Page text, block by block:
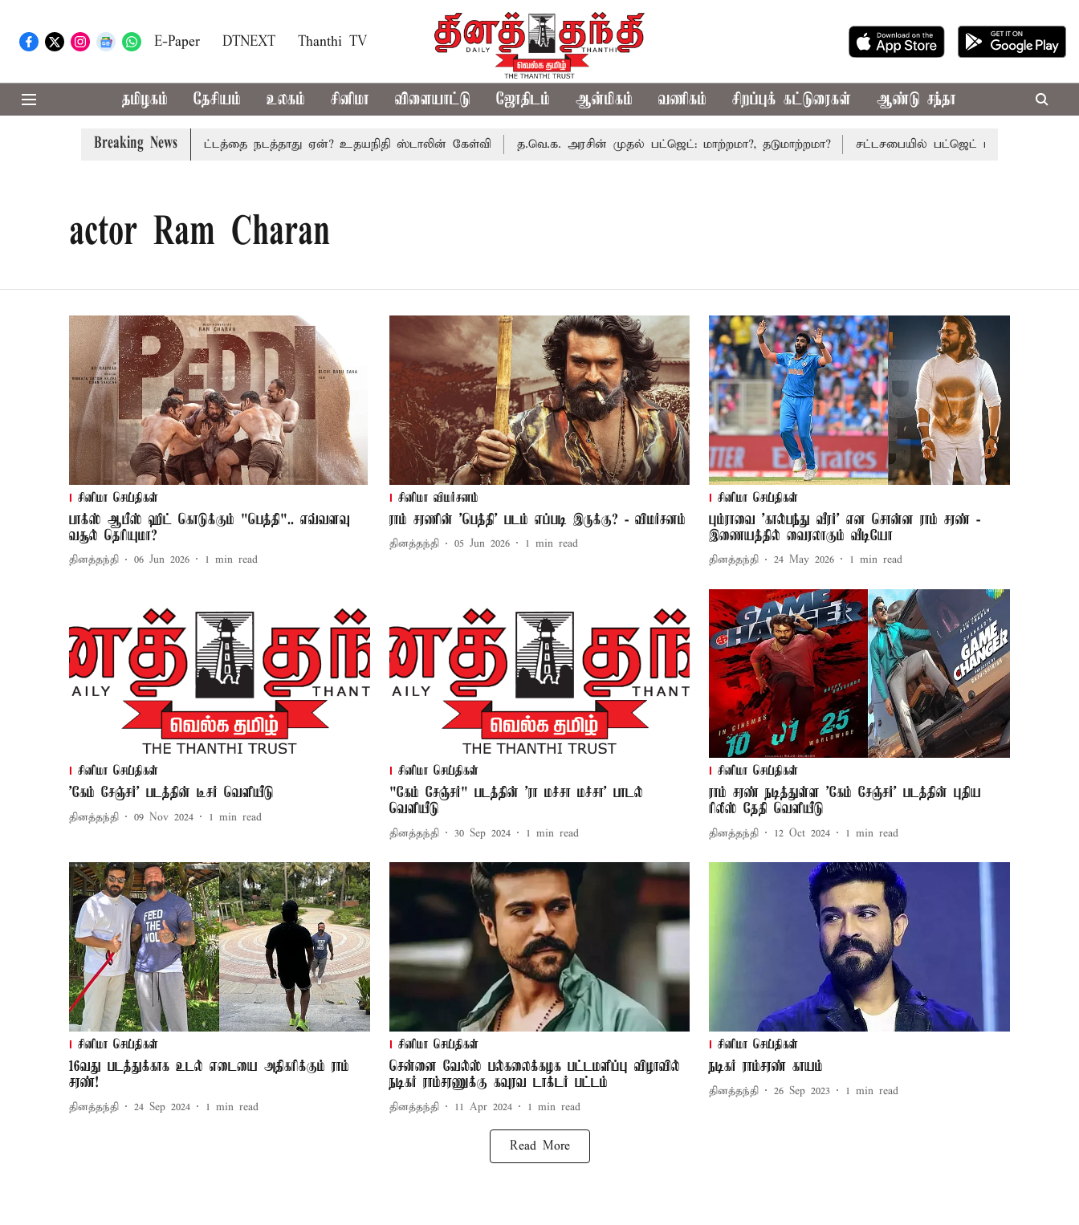
E-Paper DTNEXT Thanthi TV
தமிழகம் தேசியம் உலகம் சினிமா விளையாட்டு ஜோதிடம் ஆன்மிகம் வணிகம் சிறப்புக் கட்டுரைகள் ஆண்டு சந்தா
Breaking News
தமிழகத்தில் அனைத்து கட்சி கூட்டத்தை நடத்தாது ஏன்? உதயநிதி ஸ்டாலின் கேள்வி த.வெ.க. அரசின் முதல் பட்ஜெட்: மாற்றமா?, தடுமாற்றமா? சட்டசபையில் பட்ஜெட் மீதான விவாதம் இன்று
actor Ram Charan
சினிமா செய்திகள்
பாக்ஸ் ஆபீஸ் ஹிட் கொடுக்கும் "பெத்தி".. எவ்வளவு
வசூல் தெரியுமா?
தினத்தந்தி 06 Jun 2026 1 min read
சினிமா விமர்சனம்
ராம் சரணின் 'பெத்தி' படம் எப்படி இருக்கு? - விமர்சனம்
தினத்தந்தி 05 Jun 2026 1 min read
சினிமா செய்திகள்
பும்ராவை 'கால்பந்து வீரர்' என சொன்ன ராம் சரண் -
இணையத்தில் வைரலாகும் வீடியோ
தினத்தந்தி 24 May 2026 1 min read
சினிமா செய்திகள்
'கேம் சேஞ்சர்' படத்தின் டீசர் வெளியீடு
தினத்தந்தி 09 Nov 2024 1 min read
சினிமா செய்திகள்
"கேம் சேஞ்சர்" படத்தின் 'ரா மச்சா மச்சா' பாடல்
வெளியீடு
தினத்தந்தி 30 Sep 2024 1 min read
சினிமா செய்திகள்
ராம் சரண் நடித்துள்ள 'கேம் சேஞ்சர்' படத்தின் புதிய
ரிலீஸ் தேதி வெளியீடு
தினத்தந்தி 12 Oct 2024 1 min read
சினிமா செய்திகள்
16வது படத்துக்காக உடல் எடையை அதிகரிக்கும் ராம்
சரண்!
தினத்தந்தி 24 Sep 2024 1 min read
சினிமா செய்திகள்
சென்னை வேல்ஸ் பல்கலைக்கழக பட்டமளிப்பு விழாவில்
நடிகர் ராம்சரணுக்கு கவுரவ டாக்டர் பட்டம்
தினத்தந்தி 11 Apr 2024 1 min read
சினிமா செய்திகள்
நடிகர் ராம்சரண் காயம்
தினத்தந்தி 26 Sep 2023 1 min read
Read More